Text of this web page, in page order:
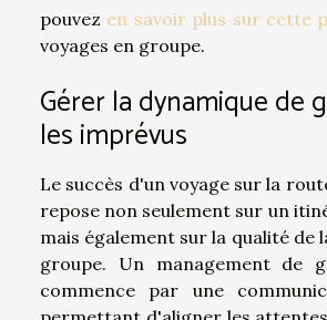
pouvez en savoir plus sur cette
voyages en groupe.
Gérer la dynamique de
les imprévus
Le succès d'un voyage sur la
repose non seulement sur un
mais également sur la qualité de
groupe. Un management de
commence par une